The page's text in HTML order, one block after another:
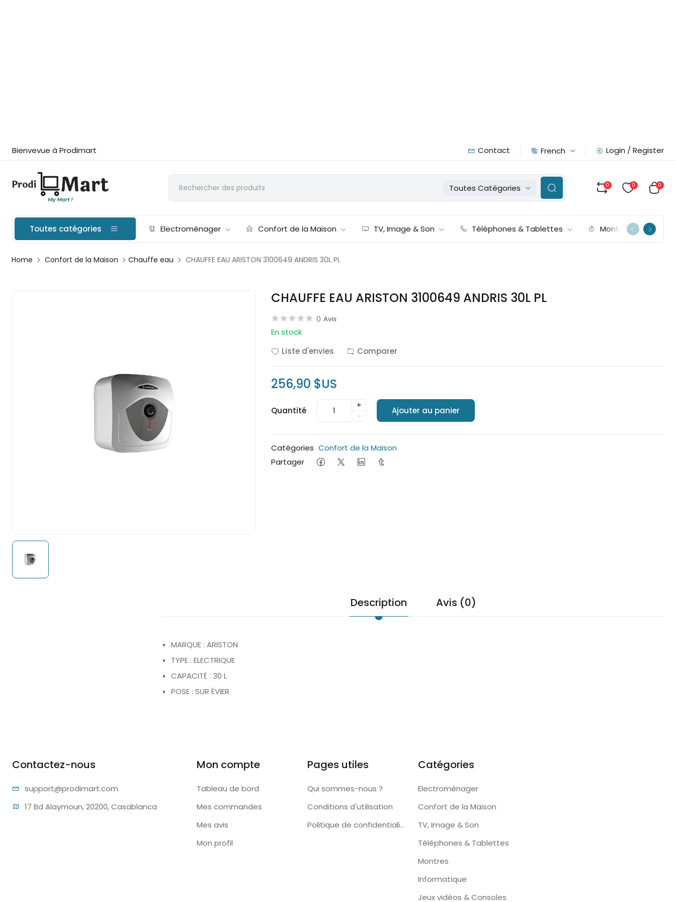
Bienvevue à Prodimart Contact French Login / Register
Toutes Catégories 0 0 0
Toutes catégories Electroménager Confort de la Maison TV, Image & Son Téléphones & Tablettes Montres
Home Confort de la Maison Chauffe eau CHAUFFE EAU ARISTON 3100649 ANDRIS 30L PL
CHAUFFE EAU ARISTON 3100649 ANDRIS 30L PL
0 Avis
En stock
Liste d'envies
Comparer
256,90 $US
Quantité
+
-
Ajouter au panier
Catégories Confort de la Maison
Partager
Description Avis (0)
MARQUE : ARISTON
TYPE : ELECTRIQUE
CAPACITÉ : 30 L
POSE : SUR ÉVIER
Contactez-nous
support@prodimart.com
17 Bd Alaymoun, 20200, Casablanca
Mon compte
Tableau de bord
Mes commandes
Mes avis
Mon profil
Pages utiles
Qui sommes-nous ?
Conditions d'utilisation
Politique de confidentialité
Catégories
Electroménager
Confort de la Maison
TV, Image & Son
Téléphones & Tablettes
Montres
Informatique
Jeux vidéos & Consoles